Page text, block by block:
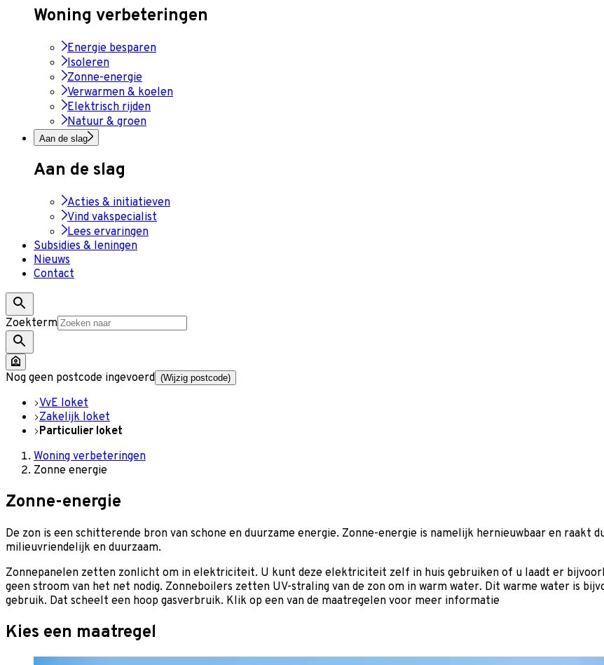
Woning verbeteringen
Energie besparen
Isoleren
Zonne-energie
Verwarmen & koelen
Elektrisch rijden
Natuur & groen
Aan de slag
Aan de slag
Acties & initiatieven
Vind vakspecialist
Lees ervaringen
Subsidies & leningen
Nieuws
Contact
Zoekterm
Nog geen postcode ingevoerd (Wijzig postcode)
VvE loket
Zakelijk loket
Particulier loket
Woning verbeteringen
Zonne energie
Zonne-energie
De zon is een schitterende bron van schone en duurzame energie. Zonne-energie is namelijk hernieuwbaar en raakt
milieuvriendelijk en duurzaam.
Zonnepanelen zetten zonlicht om in elektriciteit. U kunt deze elektriciteit zelf in huis gebruiken of u laadt er
geen stroom van het net nodig. Zonneboilers zetten UV-straling van de zon om in warm water. Dit warme water is
gebruik. Dat scheelt een hoop gasverbruik. Klik op een van de maatregelen voor meer informatie
Kies een maatregel